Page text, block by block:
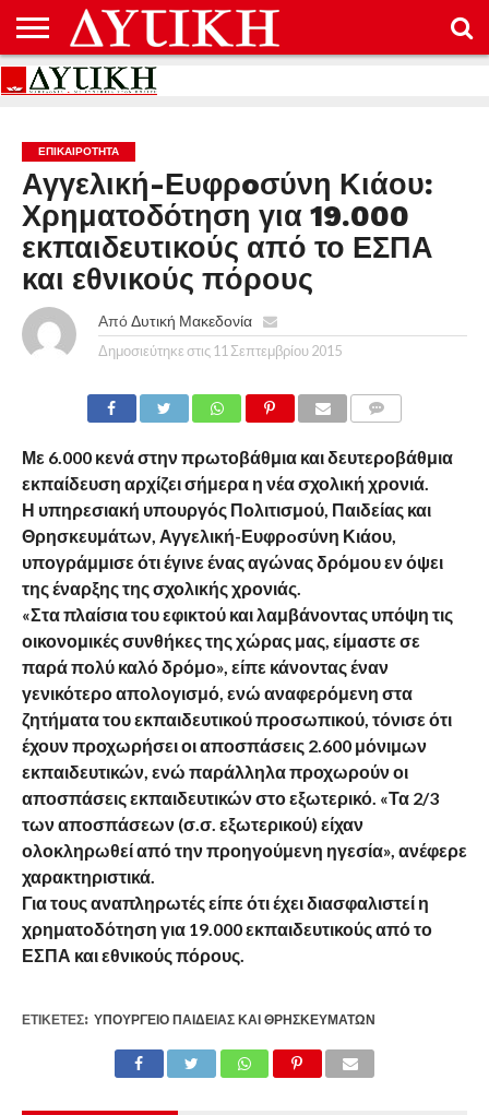
ΑΡΧΙΚΉ
ΕΠΙΚΟΙΝΩΝΊΑ
ΌΡΟΙ
ΠΡΟΣΤΑΣΊΑ
ΕΠΙΚΑΙΡΟΤΗΤΑ
Αγγελική-Ευφρoσύνη Κιάου:
Χρηματοδότηση για 19.000
εκπαιδευτικούς από το ΕΣΠΑ
και εθνικούς πόρους
Από Δυτική Μακεδονία
Δημοσιεύτηκε στις 11 Σεπτεμβρίου 2015
Με 6.000 κενά στην πρωτοβάθμια και δευτεροβάθμια
εκπαίδευση αρχίζει σήμερα η νέα σχολική χρονιά.
Η υπηρεσιακή υπουργός Πολιτισμού, Παιδείας και
Θρησκευμάτων, Αγγελική-Ευφρoσύνη Κιάου,
υπογράμμισε ότι έγινε ένας αγώνας δρόμου εν όψει
της έναρξης της σχολικής χρονιάς.
«Στα πλαίσια του εφικτού και λαμβάνοντας υπόψη τις
οικονομικές συνθήκες της χώρας μας, είμαστε σε
παρά πολύ καλό δρόμο», είπε κάνοντας έναν
γενικότερο απολογισμό, ενώ αναφερόμενη στα
ζητήματα του εκπαιδευτικού προσωπικού, τόνισε ότι
έχουν προχωρήσει οι αποσπάσεις 2.600 μόνιμων
εκπαιδευτικών, ενώ παράλληλα προχωρούν οι
αποσπάσεις εκπαιδευτικών στο εξωτερικό. «Τα 2/3
των αποσπάσεων (σ.σ. εξωτερικού) είχαν
ολοκληρωθεί από την προηγούμενη ηγεσία», ανέφερε
χαρακτηριστικά.
Για τους αναπληρωτές είπε ότι έχει διασφαλιστεί η
χρηματοδότηση για 19.000 εκπαιδευτικούς από το
ΕΣΠΑ και εθνικούς πόρους.
ΕΤΙΚΕΤΕΣ: ΥΠΟΥΡΓΕΊΟ ΠΑΙΔΕΊΑΣ ΚΑΙ ΘΡΗΣΚΕΥΜΆΤΩΝ